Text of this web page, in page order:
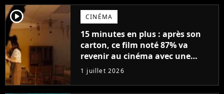
player2 CINÉMA
15 minutes en plus : après son
carton, ce film noté 87% va
revenir au cinéma avec une
version plus longue
1 juillet 2026